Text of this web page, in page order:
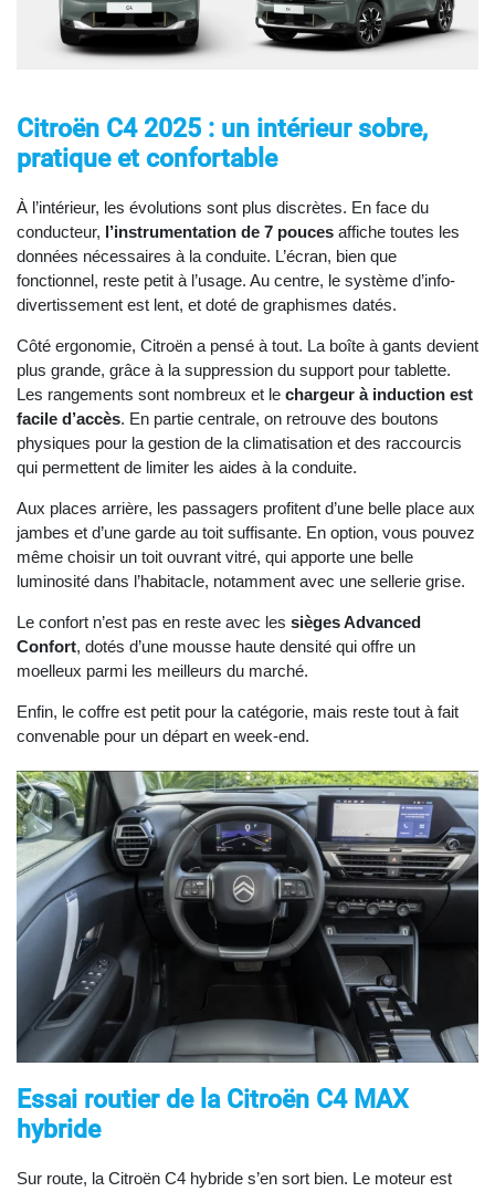
Citroën C4 2025 : un intérieur sobre,
pratique et confortable
À l’intérieur, les évolutions sont plus discrètes. En face du
conducteur, l’instrumentation de 7 pouces affiche toutes les
données nécessaires à la conduite. L’écran, bien que
fonctionnel, reste petit à l’usage. Au centre, le système d’info-
divertissement est lent, et doté de graphismes datés.
Côté ergonomie, Citroën a pensé à tout. La boîte à gants devient
plus grande, grâce à la suppression du support pour tablette.
Les rangements sont nombreux et le chargeur à induction est
facile d’accès. En partie centrale, on retrouve des boutons
physiques pour la gestion de la climatisation et des raccourcis
qui permettent de limiter les aides à la conduite.
Aux places arrière, les passagers profitent d’une belle place aux
jambes et d’une garde au toit suffisante. En option, vous pouvez
même choisir un toit ouvrant vitré, qui apporte une belle
luminosité dans l’habitacle, notamment avec une sellerie grise.
Le confort n’est pas en reste avec les sièges Advanced
Confort, dotés d’une mousse haute densité qui offre un
moelleux parmi les meilleurs du marché.
Enfin, le coffre est petit pour la catégorie, mais reste tout à fait
convenable pour un départ en week-end.
Essai routier de la Citroën C4 MAX
hybride
Sur route, la Citroën C4 hybride s’en sort bien. Le moteur est